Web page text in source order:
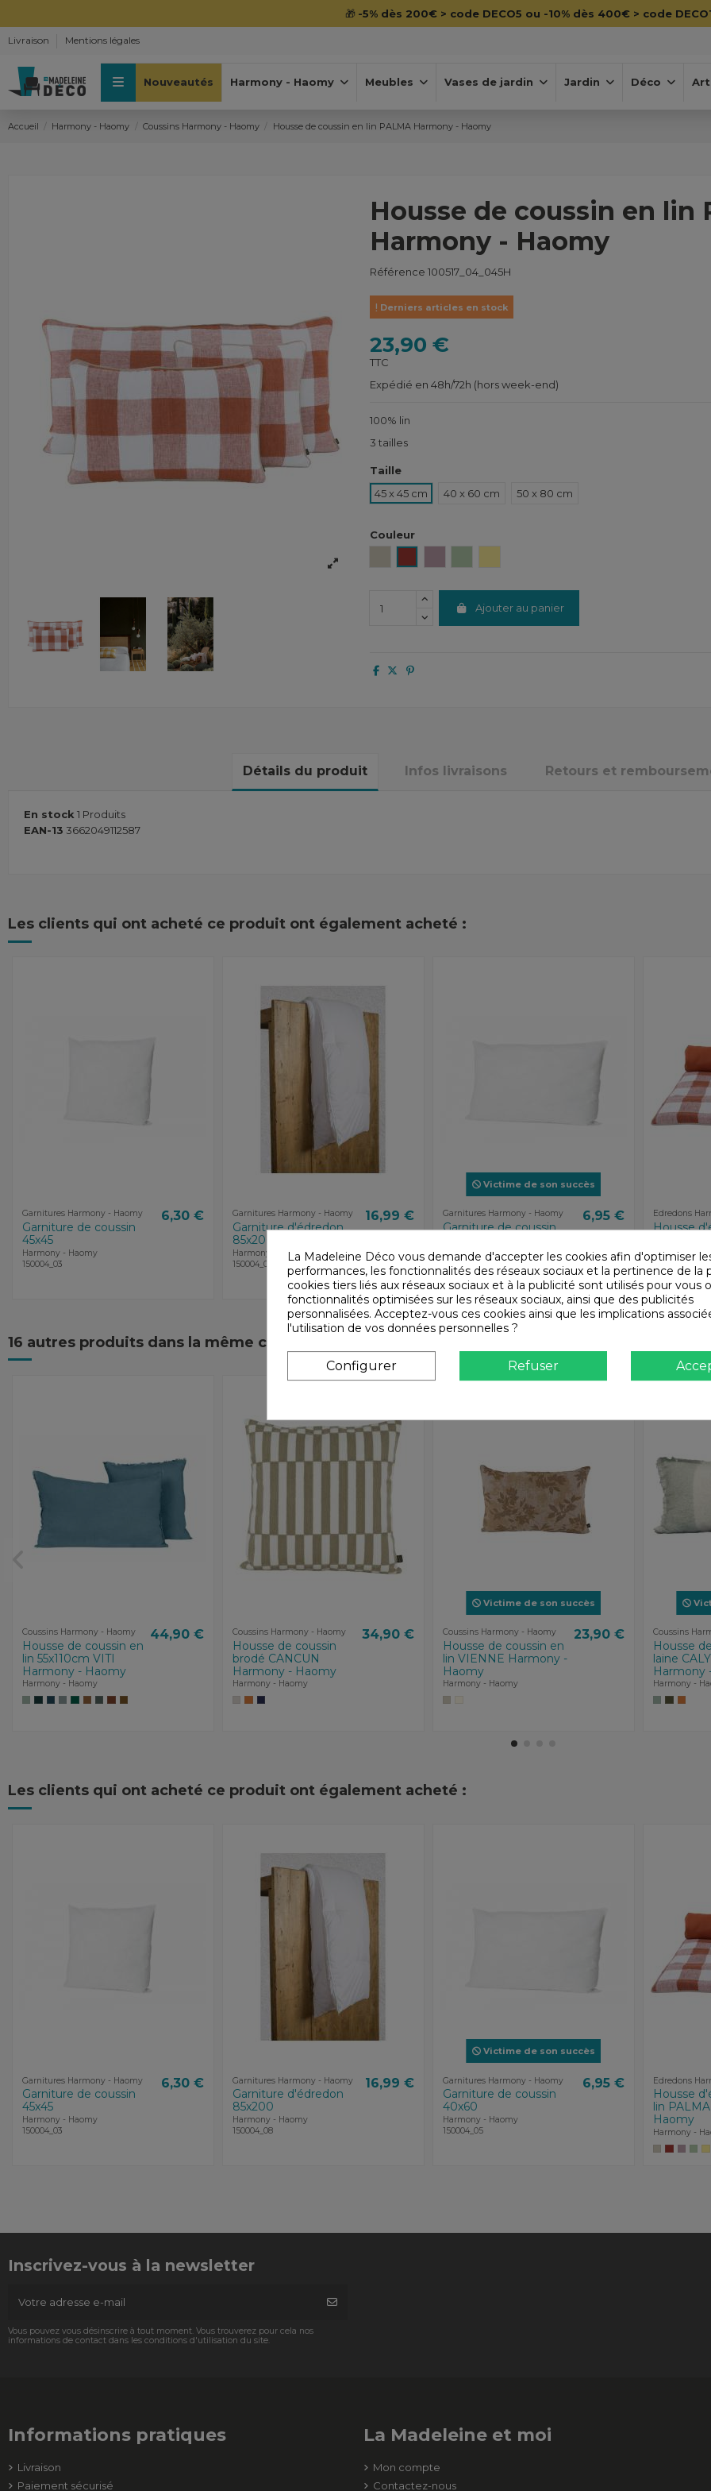
🎁 -5% dès 200€ > code DECO5 ou -10% dès 400€ > code
Livraison Mentions légales
Nouveautés Harmony - Haomy Meubles Vases de jardin Jardin Déco
Accueil Harmony - Haomy Coussins Harmony - Haomy Housse de coussin en lin PALMA Harmony - Haomy
Housse de coussin en lin
Harmony - Haomy
Référence 100517_04_045H
Derniers articles en stock
23,90 €
TTC
Expédié en 48h/72h (hors week-end)
100% lin
3 tailles
Taille
45 x 45 cm
40 x 60 cm 50 x 80 cm
Couleur
Ajouter au panier
Détails du produit Infos livraisons Retours et
En stock 1 Produits
EAN-13 3662049112587
Les clients qui ont acheté ce produit ont également acheté :
Garnitures Harmony - Haomy
Garniture de coussin
45x45
Harmony - Haomy
150004_03
6,30 € Garnitures Harmony - Haomy
Garniture d'édredon
85x200
Harmony - Haomy
150004_08
16,99 €
Victime de son succès
Garnitures Harmony - Haomy
Garniture de coussin
Harmony - Haomy
150004_05
6,95 € Edredons
Housse
Haomy
Harmony -
16 autres produits dans la même catégorie :
Coussins Harmony - Haomy
Housse de coussin en
lin 55x110cm VITI
Harmony - Haomy
Harmony - Haomy
44,90 € Coussins Harmony - Haomy
Housse de coussin
brodé CANCUN
Harmony - Haomy
Harmony - Haomy
34,90 €
Victime de son succès
Coussins Harmony - Haomy
Housse de coussin en
lin VIENNE Harmony -
Haomy
Harmony - Haomy
23,90 € Coussins
Housse
laine
Harmony
Harmony -
Les clients qui ont acheté ce produit ont également acheté :
Garnitures Harmony - Haomy
Garniture de coussin
45x45
Harmony - Haomy
150004_03
6,30 € Garnitures Harmony - Haomy
Garniture d'édredon
85x200
Harmony - Haomy
150004_08
16,99 €
Victime de son succès
Garnitures Harmony - Haomy
Garniture de coussin
40x60
Harmony - Haomy
150004_05
6,95 € Edredons
Housse
lin
Haomy
Harmony -
Inscrivez-vous à la newsletter
Vous pouvez vous désinscrire à tout moment. Vous trouverez pour cela nos
informations de contact dans les conditions d'utilisation du site.
Informations pratiques
Livraison
Paiement sécurisé
La Madeleine et moi
Mon compte
Contactez-nous
La Madeleine Déco vous demande d'accepter les cookies afin d'optimiser
performances, les fonctionnalités des réseaux sociaux et la pertinence de la
cookies tiers liés aux réseaux sociaux et à la publicité sont utilisés pour vous
fonctionnalités optimisées sur les réseaux sociaux, ainsi que des publicités
personnalisées. Acceptez-vous ces cookies ainsi que les implications
l'utilisation de vos données personnelles ?
Configurer Refuser